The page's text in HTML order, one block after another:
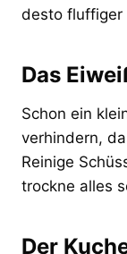
desto fluffiger
Das
Schon ein
verhindern,
Reinige
trockne alles
Der